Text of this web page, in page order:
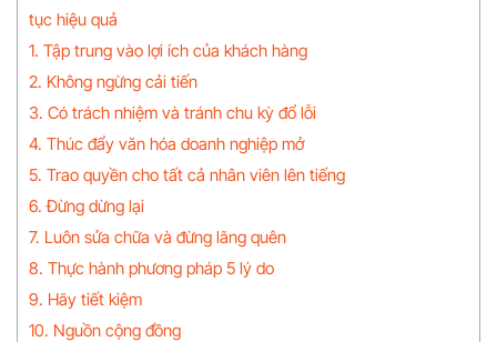
tục hiệu quả
1. Tập trung vào lợi ích của khách hàng
2. Không ngừng cải tiến
3. Có trách nhiệm và tránh chu kỳ đổ lỗi
4. Thúc đẩy văn hóa doanh nghiệp mở
5. Trao quyền cho tất cả nhân viên lên tiếng
6. Đừng dừng lại
7. Luôn sửa chữa và đừng lãng quên
8. Thực hành phương pháp 5 lý do
9. Hãy tiết kiệm
10. Nguồn cộng đồng